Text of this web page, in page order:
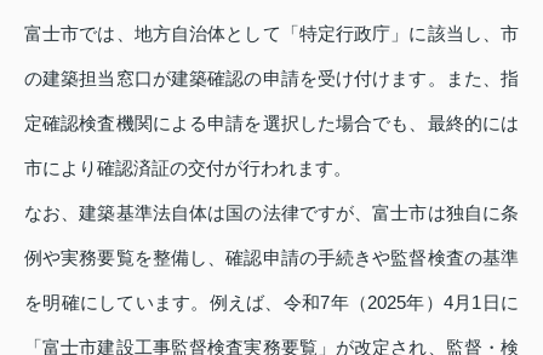
富士市では、地方自治体として「特定行政庁」に該当し、市
の建築担当窓口が建築確認の申請を受け付けます。また、指
定確認検査機関による申請を選択した場合でも、最終的には
市により確認済証の交付が行われます。
なお、建築基準法自体は国の法律ですが、富士市は独自に条
例や実務要覧を整備し、確認申請の手続きや監督検査の基準
を明確にしています。例えば、令和7年（2025年）4月1日に
「富士市建設工事監督検査実務要覧」が改定され、監督・検